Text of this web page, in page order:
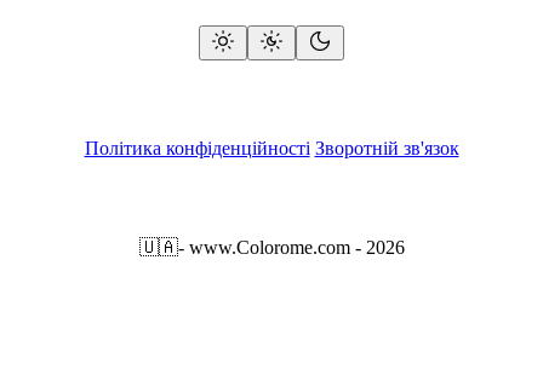
Політика конфіденційності Зворотній зв'язок
🇺🇦- www.Colorome.com - 2026